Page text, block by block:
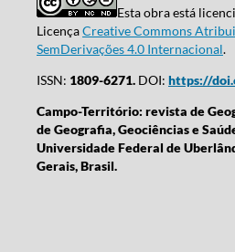
Esta obra está
LicençaCreative Commons
SemDerivações 4.0 Internacional.
ISSN: 1809-6271.DOI: https://
Campo-Território: revista de
de Geografia, Geociências e
Universidade Federal de
Gerais, Brasil.